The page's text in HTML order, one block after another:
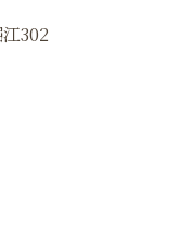
302